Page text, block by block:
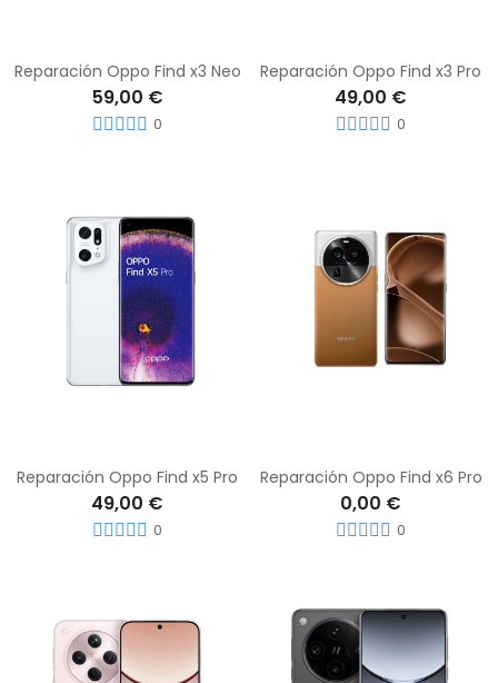
Reparación Oppo Find x3 Neo
59,00 €
0
Reparación Oppo Find x3 Pro
49,00 €
0
Reparación Oppo Find x5 Pro
49,00 €
0
Reparación Oppo Find x6 Pro
0,00 €
0